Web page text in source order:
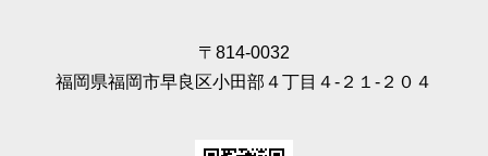
〒814-0032
福岡県福岡市早良区小田部４丁目４‐２１‐２０４